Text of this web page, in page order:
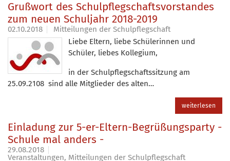
Grußwort des Schulpflegschaftsvorstandes
zum neuen Schuljahr 2018-2019
02.10.2018
Mitteilungen der Schulpflegschaft
Liebe Eltern, liebe Schülerinnen und
Schüler, liebes Kollegium,
in der Schulpflegschaftssitzung am
25.09.2108 sind alle Mitglieder des alten…
weiterlesen
Einladung zur 5-er-Eltern-Begrüßungsparty -
Schule mal anders -
29.08.2018
Veranstaltungen, Mitteilungen der Schulpflegschaft